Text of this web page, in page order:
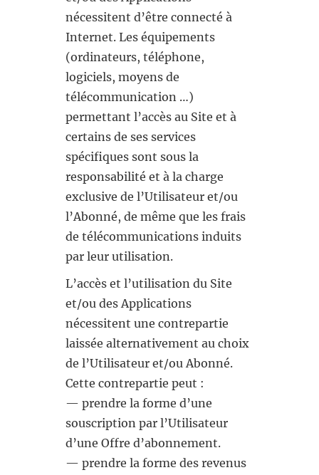
nécessitent d’être connecté à
Internet. Les équipements
(ordinateurs, téléphone,
logiciels, moyens de
télécommunication …)
permettant l’accès au Site et à
certains de ses services
spécifiques sont sous la
responsabilité et à la charge
exclusive de l’Utilisateur et/ou
l’Abonné, de même que les frais
de télécommunications induits
par leur utilisation.
L’accès et l’utilisation du Site
et/ou des Applications
nécessitent une contrepartie
laissée alternativement au choix
de l’Utilisateur et/ou Abonné.
Cette contrepartie peut :
— prendre la forme d’une
souscription par l’Utilisateur
d’une Offre d’abonnement.
— prendre la forme des revenus